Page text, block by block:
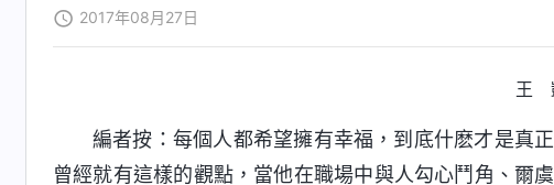
2017年08月27日
王
編者按：每個人都希望擁有幸福，到底什麽才是真
曾經就有這樣的觀點，當他在職場中與人勾心鬥角、爾